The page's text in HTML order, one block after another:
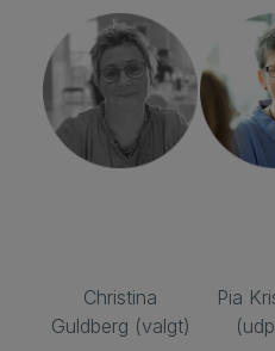
Christina
Guldberg (valgt)
Pia